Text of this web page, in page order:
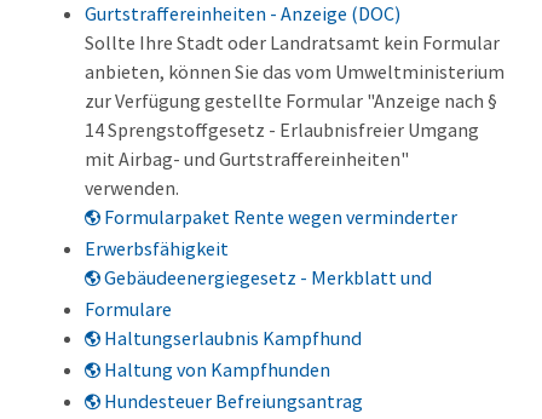
Gurtstraffereinheiten - Anzeige (DOC)
Sollte Ihre Stadt oder Landratsamt kein Formular
anbieten, können Sie das vom Umweltministerium
zur Verfügung gestellte Formular "Anzeige nach §
14 Sprengstoffgesetz - Erlaubnisfreier Umgang
mit Airbag- und Gurtstraffereinheiten"
verwenden.
Formularpaket Rente wegen verminderter
Erwerbsfähigkeit
Gebäudeenergiegesetz - Merkblatt und
Formulare
Haltungserlaubnis Kampfhund
Haltung von Kampfhunden
Hundesteuer Befreiungsantrag